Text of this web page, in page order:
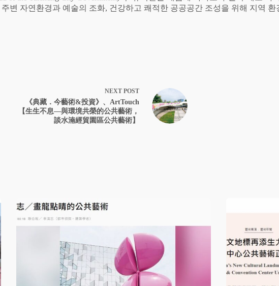
변 자연환경과 예술의 조화, 건강하고 쾌적한 공공공간 조성을 위해 지역
NEXT POST
《典藏．今藝術&投資》、ArtTouch
【生生不息—與環境共榮的公共藝術，
談水湳經貿園區公共藝術】